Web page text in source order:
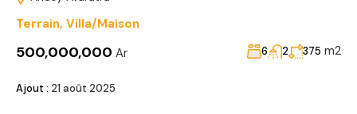
Terrain, Villa/Maison
500,000,000 Ar 6 2 375 m2
Ajout : 21 août 2025